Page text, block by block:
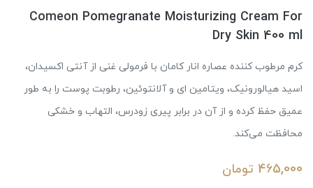
Comeon Pomegranate Moisturizing Cream For
Dry Skin 400 ml
کرم مرطوب کننده عصاره انار کامان با فرمولی غنی از آنتی اکسیدان،
اسید هیالورونیک، ویتامین ای و آلانتوئین، رطوبت پوست را به طور
عمیق حفظ کرده و از آن در برابر پیری زودرس، التهاب و خشکی
محافظت می‌کند.
465,000 تومان